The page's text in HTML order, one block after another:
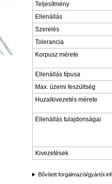
Teljesítmény
Ellenállás
Szerelés
Tolerancia
Korpusz mérete
Ellenállás típusa
Max. üzemi feszültség
Huzalkivezetés mérete
Ellenállás tulajdonságai
Kivezetések
Bővített forgalmazói/gyártói